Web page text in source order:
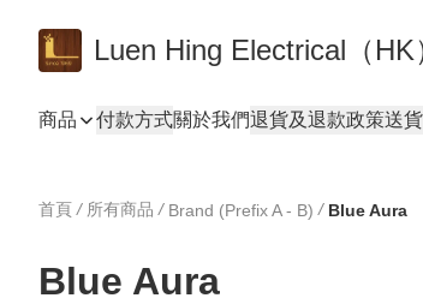
Luen Hing Electrical（HK
商品 付款方式關於我們退貨及退款政策送
首頁 / 所有商品 / Brand (Prefix A - B) / Blue Aura
Blue Aura